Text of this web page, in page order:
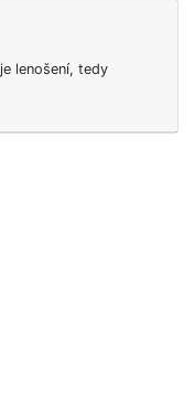
lenošení, tedy